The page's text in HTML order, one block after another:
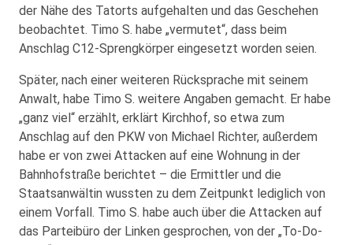
der Nähe des Tatorts aufgehalten und das Geschehen
beobachtet. Timo S. habe „vermutet“, dass beim
Anschlag C12-Sprengkörper eingesetzt worden seien.
Später, nach einer weiteren Rücksprache mit seinem
Anwalt, habe Timo S. weitere Angaben gemacht. Er habe
„ganz viel“ erzählt, erklärt Kirchhof, so etwa zum
Anschlag auf den PKW von Michael Richter, außerdem
habe er von zwei Attacken auf eine Wohnung in der
Bahnhofstraße berichtet – die Ermittler und die
Staatsanwältin wussten zu dem Zeitpunkt lediglich von
einem Vorfall. Timo S. habe auch über die Attacken auf
das Parteibüro der Linken gesprochen, von der „To-Do-